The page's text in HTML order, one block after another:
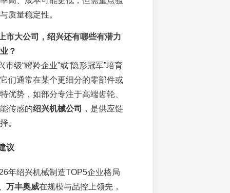
质量稳定性。
市大公司，绍兴还有哪些有潜力
？
市级“瞪羚企业”或“隐形冠军”培育
们通常在某个更细分的零部件或
优势，如部分专注于高端齿轮、
传感的绍兴机械公司
，是供应链
。
议
年绍兴机械制造TOP5企业格局
万丰奥威在规模与品控上领先，